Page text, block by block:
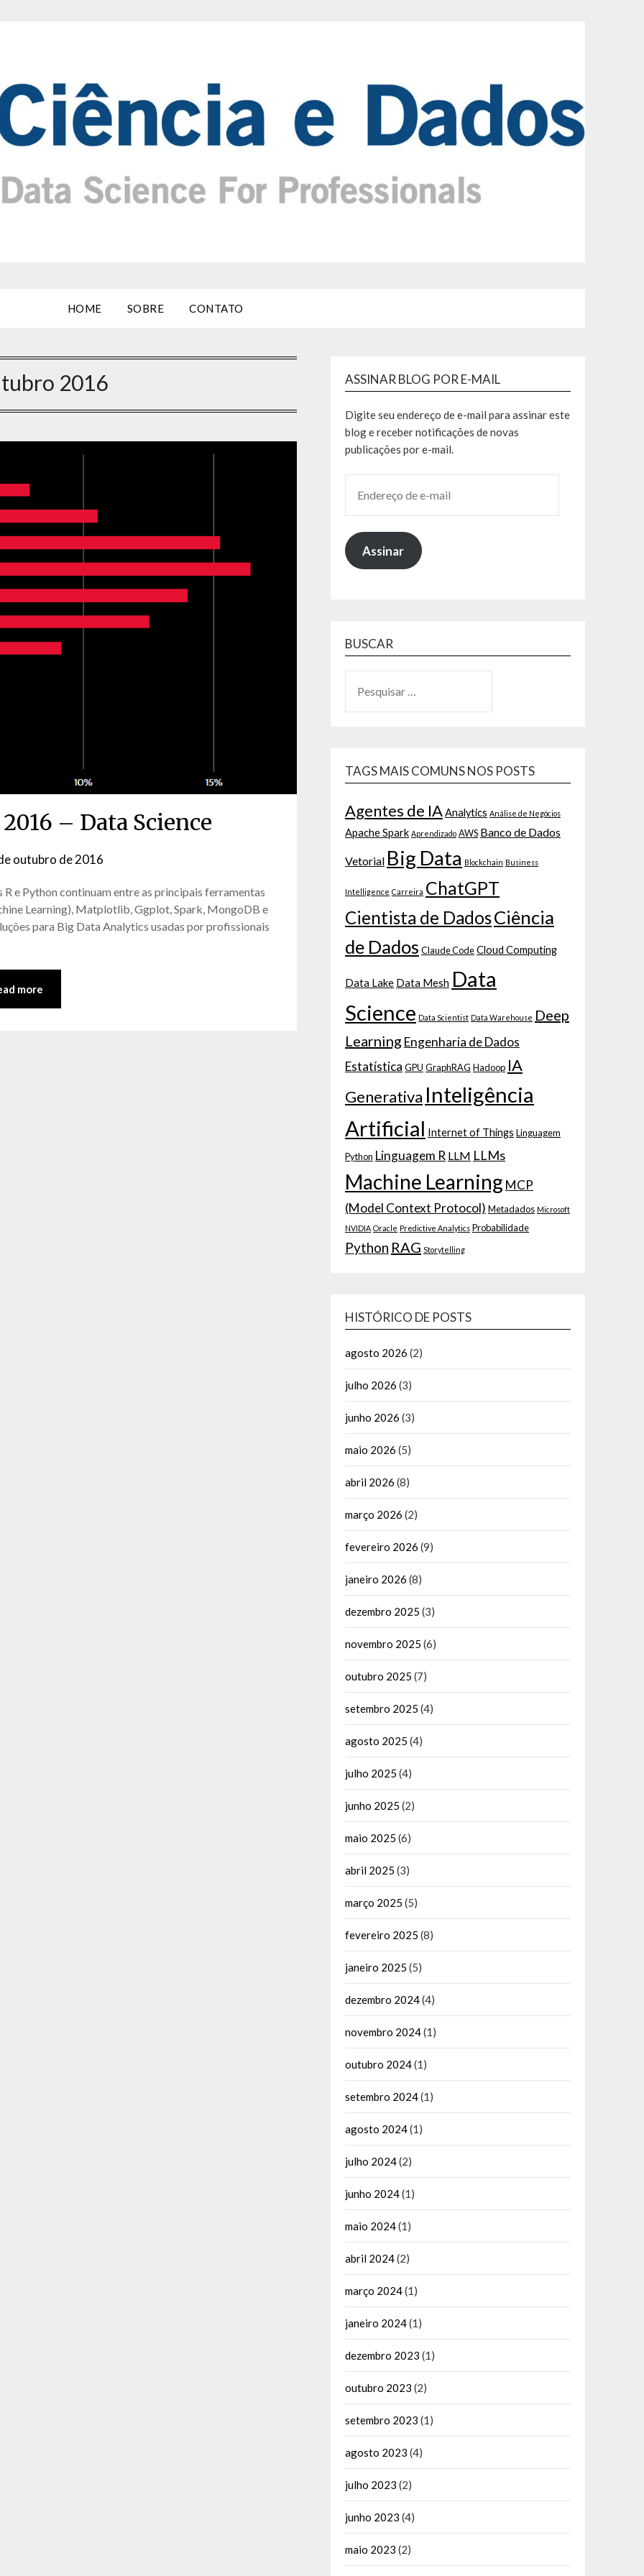
HOME SOBRE CONTATO
2016
– Data Science
outubro de 2016
Matos
e Python continuam entre as principais ferramentas
Learning), Matplotlib, Ggplot, Spark, MongoDB e
para Big Data Analytics usadas por profissionais
more
ASSINAR BLOG POR E-MAIL
Digite seu endereço de e-mail para assinar este
blog e receber notificações de novas
publicações por e-mail.
Assinar
BUSCAR
TAGS MAIS COMUNS NOS POSTS
Agentes de IAAnalytics Análise de Negócios
Apache Spark Aprendizado AWS Banco de Dados
Vetorial Big Data Blockchain Business
Intelligence Carreira ChatGPT
Cientista de DadosCiência
de Dados Claude CodeCloud Computing
Data Lake Data Mesh Data
Science Data Scientist Data Warehouse Deep
Learning Engenharia de Dados
Estatística GPU GraphRAG Hadoop IA
Generativa Inteligência
Artificial Internet of Things Linguagem
Python Linguagem R LLM LLMs
Machine Learning MCP
(Model Context Protocol) Metadados Microsoft
NVIDIA Oracle Predictive Analytics Probabilidade
Python RAG Storytelling
HISTÓRICO DE POSTS
agosto 2026 (2)
julho 2026 (3)
junho 2026 (3)
maio 2026 (5)
abril 2026 (8)
março 2026 (2)
fevereiro 2026 (9)
janeiro 2026 (8)
dezembro 2025 (3)
novembro 2025 (6)
outubro 2025 (7)
setembro 2025 (4)
agosto 2025 (4)
julho 2025 (4)
junho 2025 (2)
maio 2025 (6)
abril 2025 (3)
março 2025 (5)
fevereiro 2025 (8)
janeiro 2025 (5)
dezembro 2024(4)
novembro 2024(1)
outubro 2024(1)
setembro 2024(1)
agosto 2024(1)
julho 2024(2)
junho 2024(1)
maio 2024(1)
abril 2024(2)
março 2024(1)
janeiro 2024(1)
dezembro 2023 (1)
outubro 2023 (2)
setembro 2023 (1)
agosto 2023 (4)
julho 2023 (2)
junho 2023 (4)
maio 2023 (2)